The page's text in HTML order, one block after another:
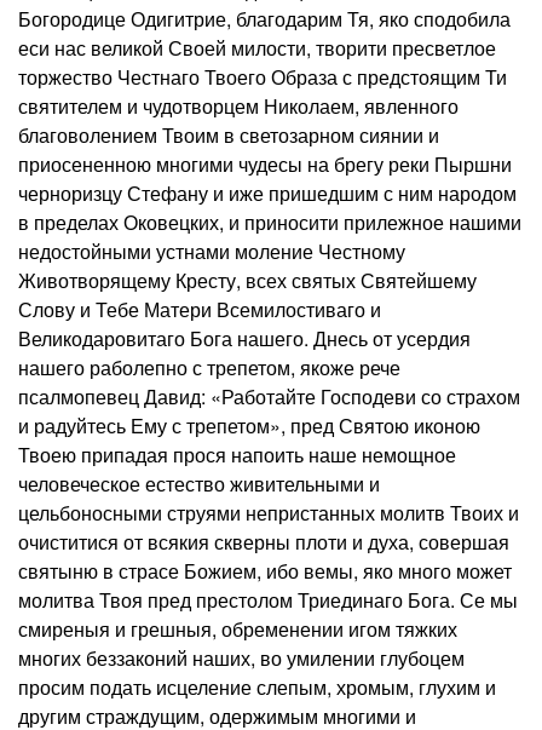
Богородице Одигитрие, благодарим Тя, яко сподобила
еси нас великой Своей милости, творити пресветлое
торжество Честнаго Твоего Образа с предстоящим Ти
святителем и чудотворцем Николаем, явленного
благоволением Твоим в светозарном сиянии и
приосененною многими чудесы на брегу реки Пыршни
черноризцу Стефану и иже пришедшим с ним народом
в пределах Оковецких, и приносити прилежное нашими
недостойными устнами моление Честному
Животворящему Кресту, всех святых Святейшему
Слову и Тебе Матери Всемилостиваго и
Великодаровитаго Бога нашего. Днесь от усердия
нашего раболепно с трепетом, якоже рече
псалмопевец Давид: «Работайте Господеви со страхом
и радуйтесь Ему с трепетом», пред Святою иконою
Твоею припадая прося напоить наше немощное
человеческое естество живительными и
цельбоносными струями непристанных молитв Твоих и
очиститися от всякия скверны плоти и духа, совершая
святыню в страсе Божием, ибо вемы, яко много может
молитва Твоя пред престолом Триединаго Бога. Се мы
смиреныя и грешныя, обременении игом тяжких
многих беззаконий наших, во умилении глубоцем
просим подать исцеление слепым, хромым, глухим и
другим страждущим, одержимым многими и